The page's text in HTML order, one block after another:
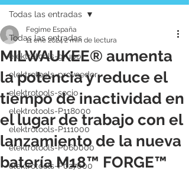
Todas las entradas
elektrotools-grupo
elektrotools-proveedor
elektrotools-socio
elektrotools-P118000
elektrotools-P111000
elektrotools-P060000
elektrotools-P027000
Todas las entradas
MILWAUKEE® aumenta
la potencia y reduce el
tiempo de inactividad en
el lugar de trabajo con el
lanzamiento de la nueva
batería M18™ FORGE™
Fegime España
11 ene 2024 2 min de lectura